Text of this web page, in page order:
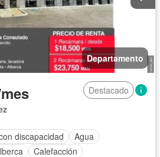
Departamento
Destacado
discapacidad
Agua
Calefacción